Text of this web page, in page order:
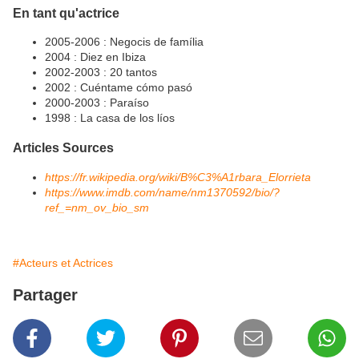
En tant qu'actrice
2005-2006 : Negocis de família
2004 : Diez en Ibiza
2002-2003 : 20 tantos
2002 : Cuéntame cómo pasó
2000-2003 : Paraíso
1998 : La casa de los líos
Articles Sources
https://fr.wikipedia.org/wiki/B%C3%A1rbara_Elorrieta
https://www.imdb.com/name/nm1370592/bio/?
ref_=nm_ov_bio_sm
#Acteurs et Actrices
Partager